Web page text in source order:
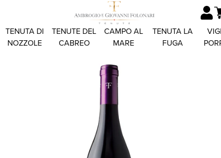
TENUTA DI
NOZZOLE
TENUTE DEL
CABREO
CAMPO AL
MARE
TENUTA LA
FUGA